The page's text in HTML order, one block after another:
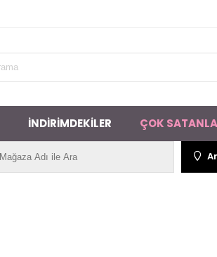
İNDİRİMDEKİLER ÇOK